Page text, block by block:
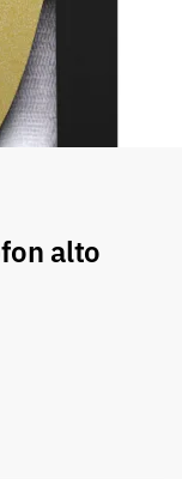
alto